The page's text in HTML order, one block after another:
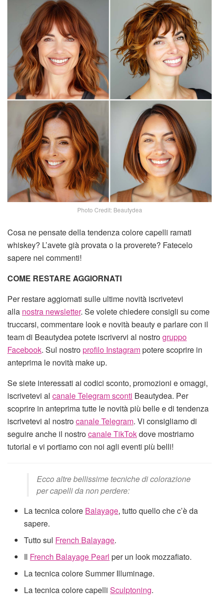
Photo Credit: Beautydea
Cosa ne pensate della tendenza colore capelli ramati
whiskey? L’avete già provata o la proverete? Fatecelo
sapere nei commenti!
COME RESTARE AGGIORNATI
Per restare aggiornati sulle ultime novità iscrivetevi
alla nostra newsletter. Se volete chiedere consigli su come
truccarsi, commentare look e novità beauty e parlare con il
team di Beautydea potete iscrivervi al nostrogruppo
Facebook. Sul nostroprofilo Instagrampotere scoprire in
anteprima le novità make up.
Se siete interessati ai codici sconto, promozioni e omaggi,
iscrivetevi al canale Telegram sconti Beautydea. Per
scoprire in anteprima tutte le novità più belle e di tendenza
iscrivetevi al nostrocanale Telegram. Vi consigliamo di
seguire anche il nostrocanale TikTokdove mostriamo
tutorial e vi portiamo con noi agli eventi più belli!
Ecco altre bellissime tecniche di colorazione
per capelli da non perdere:
La tecnica colore Balayage, tutto quello che c’è da
sapere.
Tutto sul French Balayage.
Il French Balayage Pearl per un look mozzafiato.
La tecnica colore Summer Illuminage.
La tecnica colore capelliSculptoning.